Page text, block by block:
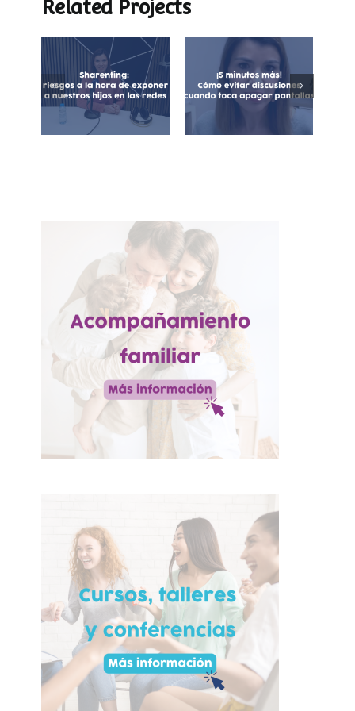
Related Projects
Sharenting:
exposición de
menores en
redes sociales
Cómo evitar
discusiones
cuando toca